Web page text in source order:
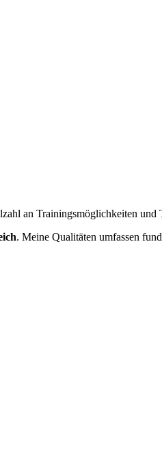
an Trainingsmöglichkeiten und
. Meine Qualitäten umfassen